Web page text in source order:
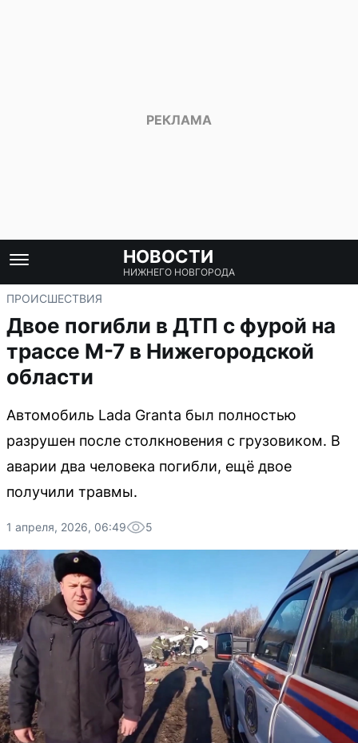
НОВОСТИ
НИЖНЕГО НОВГОРОДА
ПРОИСШЕСТВИЯ
Двое погибли в ДТП с фурой на
трассе М-7 в Нижегородской
области
Автомобиль Lada Granta был полностью
разрушен после столкновения с грузовиком. В
аварии два человека погибли, ещё двое
получили травмы.
1 апреля, 2026, 06:49 5